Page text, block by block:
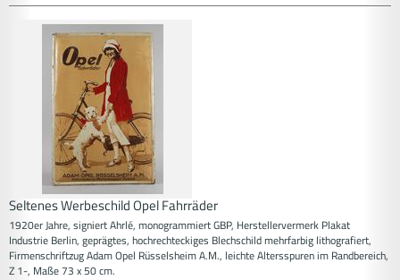
Seltenes Werbeschild Opel Fahrräder
1920er Jahre, signiert Ahrlé, monogrammiert GBP, Herstellervermerk Plakat
Industrie Berlin, geprägtes, hochrechteckiges Blechschild mehrfarbig lithografiert,
Firmenschriftzug Adam Opel Rüsselsheim A.M., leichte Altersspuren im Randbereich,
Z 1-, Maße 73 x 50 cm.